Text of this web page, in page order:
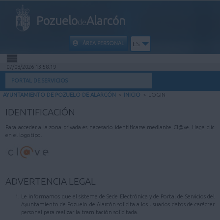
PozuelodeAlarcón
ÁREA PERSONAL ES
INICIO
MI CARPETA
INFORMACIÓN MUNICIPAL
AYUDA
07/08/2026 13:58:19
PORTAL DE SERVICIOS
AYUNTAMIENTO DE POZUELO DE ALARCÓN > INICIO > LOGIN
IDENTIFICACIÓN
Para acceder a la zona privada es necesario identificarse mediante Cl@ve. Haga clic
en el logotipo.
ADVERTENCIA LEGAL
Le informamos que el sistema de Sede Electrónica y de Portal de Servicios del
Ayuntamiento de Pozuelo de Alarcón solicita a los usuarios datos de carácter
personal para realizar la tramitación solicitada.